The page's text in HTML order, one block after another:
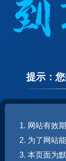
提示：
1. 网站有效
2. 为了网站
3. 本页面为